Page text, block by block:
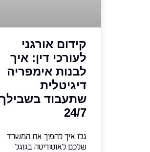
קידום אורגני
לעורכי דין: איך
לבנות אימפריה
דיגיטלית
שתעבוד בשבילך
24/7
גלו איך להפוך את המשרד
שלכם לאוטוריטה בגוגל